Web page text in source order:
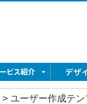
> ユーザー作成テ